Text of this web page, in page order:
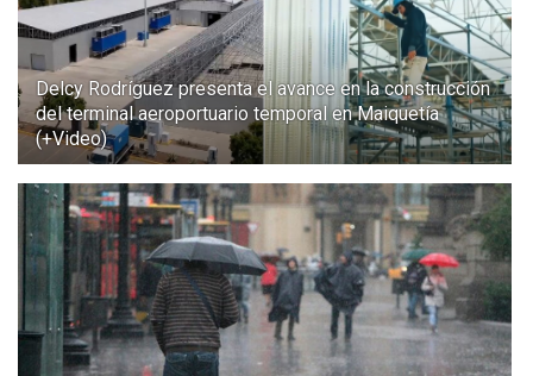
Delcy Rodríguez presenta el avance en la construcción
del terminal aeroportuario temporal en Maiquetía
(+Video)